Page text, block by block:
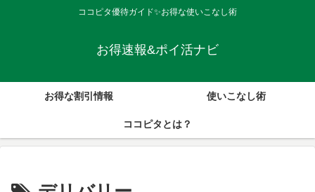
ココピタ優待ガイド✨お得な使いこなし術
お得速報&ポイ活ナビ
お得な割引情報 使いこなし術
ココピタとは？